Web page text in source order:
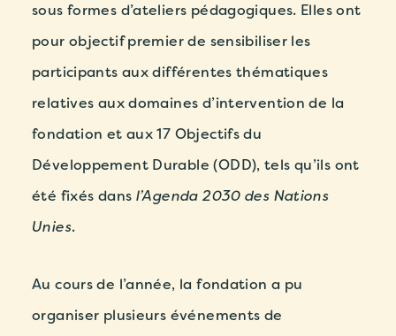
sous formes d’ateliers pédagogiques. Elles ont
pour objectif premier de sensibiliser les
participants aux différentes thématiques
relatives aux domaines d’intervention de la
fondation et aux 17 Objectifs du
Développement Durable (ODD), tels qu’ils ont
été fixés dans l’Agenda 2030 des Nations
Unies.
Au cours de l’année, la fondation a pu
organiser plusieurs événements de